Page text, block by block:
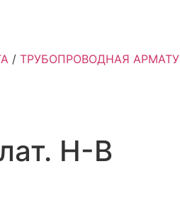
/ ТРУБОПРОВОДНАЯ
Н-В